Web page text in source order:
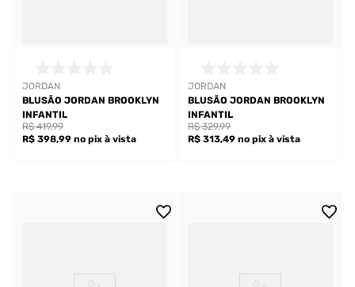
JORDAN
BLUSÃO JORDAN BROOKLYN
INFANTIL
R$ 398,99 no pix à vista
R$ 419,99
JORDAN
BLUSÃO JORDAN BROOKLYN
INFANTIL
R$ 313,49 no pix à vista
R$ 329,99